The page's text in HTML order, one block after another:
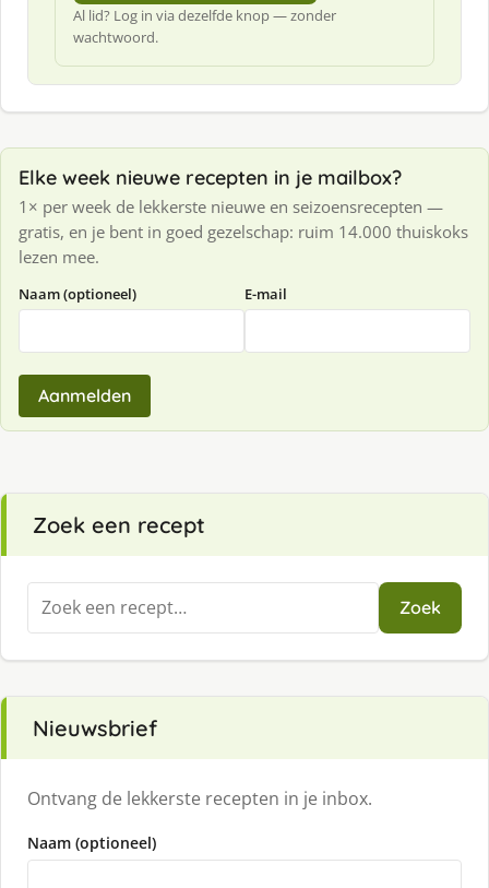
Al lid? Log in via dezelfde knop — zonder
wachtwoord.
Elke week nieuwe recepten in je mailbox?
1× per week de lekkerste nieuwe en seizoensrecepten —
gratis, en je bent in goed gezelschap: ruim 14.000 thuiskoks
lezen mee.
Naam (optioneel) E-mail
Aanmelden
Zoek een recept
Zoeken
naar:
Zoek
Nieuwsbrief
Ontvang de lekkerste recepten in je inbox.
Naam (optioneel)